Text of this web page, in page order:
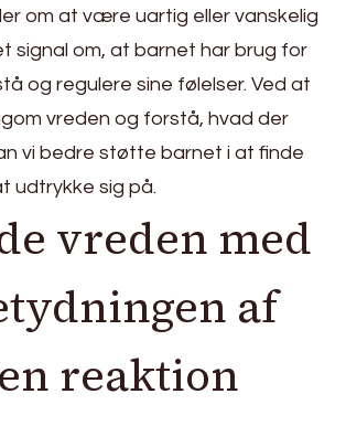
om at være uartig eller vanskelig
signal om, at barnet har brug for
og regulere sine følelser. Ved at
vreden og forstå, hvad der
vi bedre støtte barnet i at finde
udtrykke sig på.
vreden med
af
reaktion